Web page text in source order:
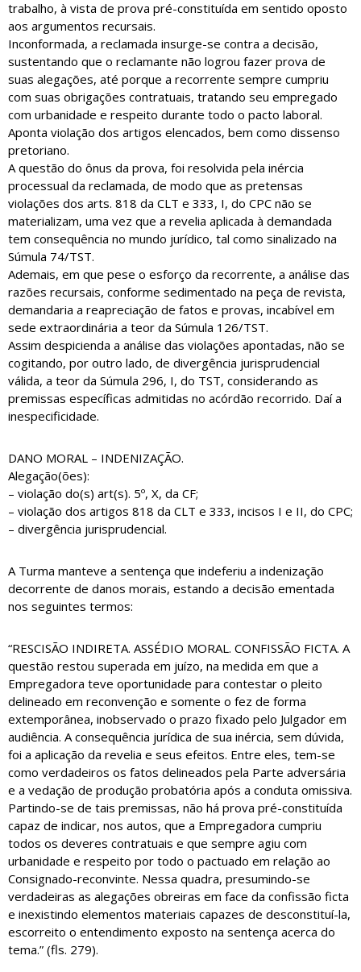
trabalho, à vista de prova pré-constituída em sentido oposto
aos argumentos recursais.
Inconformada, a reclamada insurge-se contra a decisão,
sustentando que o reclamante não logrou fazer prova de
suas alegações, até porque a recorrente sempre cumpriu
com suas obrigações contratuais, tratando seu empregado
com urbanidade e respeito durante todo o pacto laboral.
Aponta violação dos artigos elencados, bem como dissenso
pretoriano.
A questão do ônus da prova, foi resolvida pela inércia
processual da reclamada, de modo que as pretensas
violações dos arts. 818 da CLT e 333, I, do CPC não se
materializam, uma vez que a revelia aplicada à demandada
tem consequência no mundo jurídico, tal como sinalizado na
Súmula 74/TST.
Ademais, em que pese o esforço da recorrente, a análise das
razões recursais, conforme sedimentado na peça de revista,
demandaria a reapreciação de fatos e provas, incabível em
sede extraordinária a teor da Súmula 126/TST.
Assim despicienda a análise das violações apontadas, não se
cogitando, por outro lado, de divergência jurisprudencial
válida, a teor da Súmula 296, I, do TST, considerando as
premissas específicas admitidas no acórdão recorrido. Daí a
inespecificidade.
DANO MORAL – INDENIZAÇÃO.
Alegação(ões):
– violação do(s) art(s). 5º, X, da CF;
– violação dos artigos 818 da CLT e 333, incisos I e II, do CPC;
– divergência jurisprudencial.
A Turma manteve a sentença que indeferiu a indenização
decorrente de danos morais, estando a decisão ementada
nos seguintes termos:
“RESCISÃO INDIRETA. ASSÉDIO MORAL. CONFISSÃO FICTA. A
questão restou superada em juízo, na medida em que a
Empregadora teve oportunidade para contestar o pleito
delineado em reconvenção e somente o fez de forma
extemporânea, inobservado o prazo fixado pelo Julgador em
audiência. A consequência jurídica de sua inércia, sem dúvida,
foi a aplicação da revelia e seus efeitos. Entre eles, tem-se
como verdadeiros os fatos delineados pela Parte adversária
e a vedação de produção probatória após a conduta omissiva.
Partindo-se de tais premissas, não há prova pré-constituída
capaz de indicar, nos autos, que a Empregadora cumpriu
todos os deveres contratuais e que sempre agiu com
urbanidade e respeito por todo o pactuado em relação ao
Consignado-reconvinte. Nessa quadra, presumindo-se
verdadeiras as alegações obreiras em face da confissão ficta
e inexistindo elementos materiais capazes de desconstituí-la,
escorreito o entendimento exposto na sentença acerca do
tema.” (fls. 279).